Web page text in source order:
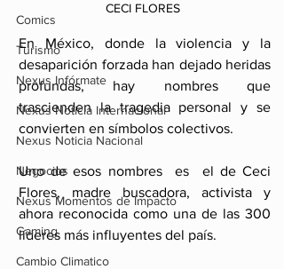
Comics
Turismo
Nexus Infórmate
Nexus Noticia Internacional
Nexus Noticia Nacional
Negocios
Nexus Momentos de Impacto
Gaming
Cambio Climatico
CECI FLORES
En México, donde la violencia y la
desaparición forzada han dejado heridas
profundas, hay nombres que
trascienden la tragedia personal y se
convierten en símbolos colectivos.
Uno de esos nombres  es  el de Ceci
Flores, madre buscadora, activista y
ahora reconocida como una de las 300
líderes más influyentes del país.